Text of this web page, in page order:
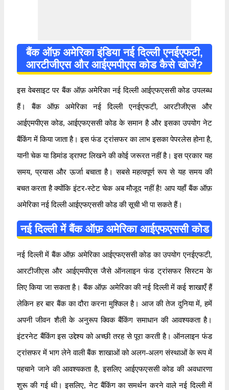
बैंक ऑफ़ अमेरिका इंडिया नई दिल्ली एनईएफटी,
आरटीजीएस और आईएमपीएस कोड कैसे खोजें?
इस वेबसाइट पर बैंक ऑफ़ अमेरिका नई दिल्ली आईएफएससी कोड उपलब्ध
हैं। बैंक ऑफ़ अमेरिका नई दिल्ली एनईएफटी, आरटीजीएस और
आईएमपीएस कोड, आईएफएससी कोड के समान है और इसका उपयोग नेट
बैंकिंग में किया जाता है। इस फंड ट्रांसफर का लाभ इसका पेपरलेस होना है,
यानी चेक या डिमांड ड्राफ्ट लिखने की कोई जरूरत नहीं है। इस प्रकार यह
समय, प्रयास और ऊर्जा बचाता है। सबसे महत्वपूर्ण रूप से यह समय की
बचत करता है क्योंकि इंटर-स्टेट चेक अब मौजूद नहीं है! आप यहाँ बैंक ऑफ़
अमेरिका नई दिल्ली आईएफएससी कोड की सूची भी पा सकते हैं।
नई दिल्ली में बैंक ऑफ़ अमेरिका आईएफएससी कोड
नई दिल्ली में बैंक ऑफ़ अमेरिका आईएफएससी कोड का उपयोग एनईएफटी,
आरटीजीएस और आईएमपीएस जैसे ऑनलाइन फंड ट्रांसफर सिस्टम के
लिए किया जा सकता है। बैंक ऑफ़ अमेरिका की नई दिल्ली में कई शाखाएँ हैं
लेकिन हर बार बैंक का दौरा करना मुश्किल है। आज की तेज दुनिया में, हमें
अपनी जीवन शैली के अनुरूप क्विक बैंकिंग समाधान की आवश्यकता है।
इंटरनेट बैंकिंग इस उद्देश्य को अच्छी तरह से पूरा करती है। ऑनलाइन फंड
ट्रांसफर में भाग लेने वाली बैंक शाखाओं को अलग-अलग संस्थाओं के रूप में
पहचाने जाने की आवश्यकता है, इसलिए आईएफएससी कोड की अवधारणा
शुरू की गई थी। इसलिए, नेट बैंकिंग का समर्थन करने वाले नई दिल्ली में